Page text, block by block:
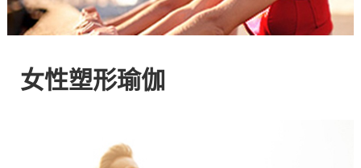
方
网
女性塑形瑜伽